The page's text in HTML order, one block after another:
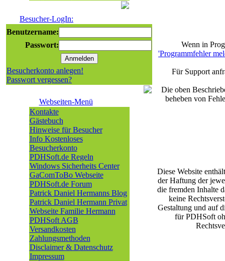
Besucher-LogIn:
Benutzername:
Passwort:
Besucherkonto anlegen!
Passwort vergessen?
Webseiten-Menü
Kontakte
Gästebuch
Hinweise für Besucher
Info Kostenloses
Besucherkonto
PDHSoft.de Regeln
Windows Sicherheits Center
GaComToBo Webseite
PDHSoft.de Forum
Patrick Daniel Hermanns Blog
Patrick Daniel Hermann Privat
Webseite Familie Hermann
PDHSoft AGB
Versandkosten
Zahlungsmethoden
Disclaimer & Datenschutz
Impressum
Wenn in
'Programmfehler
Für Support
Die oben
beheben von
Diese Website
der Haftung der
die fremden Inhalte
keine
Gestaltung und auf
für PDHSoft